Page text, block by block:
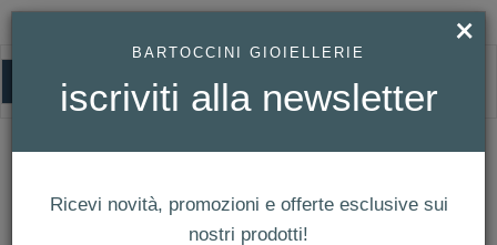
UOMO
×
BARTOCCINI GIOIELLERIE
iscriviti alla newsletter
Ricevi novità, promozioni e offerte esclusive sui
nostri prodotti!